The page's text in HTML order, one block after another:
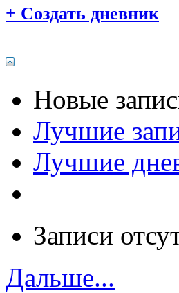
+ Создать дневник
Новые
Лучшие
Лучшие
Записи
Дальше...